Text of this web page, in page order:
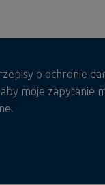
o ochronie
moje zapytanie